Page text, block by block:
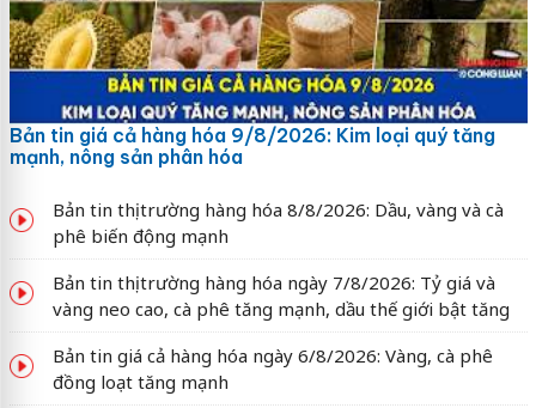
Bản tin giá cả hàng hóa 9/8/2026: Kim loại quý tăng
mạnh, nông sản phân hóa
Bản tin thị trường hàng hóa 8/8/2026: Dầu, vàng và cà
phê biến động mạnh
Bản tin thị trường hàng hóa ngày 7/8/2026: Tỷ giá và
vàng neo cao, cà phê tăng mạnh, dầu thế giới bật tăng
Bản tin giá cả hàng hóa ngày 6/8/2026: Vàng, cà phê
đồng loạt tăng mạnh